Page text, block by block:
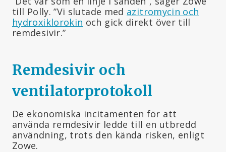
till Polly. ”Vi slutade med azitromycin och
hydroxiklorokin och gick direkt över till
remdesivir.”
Remdesivir och
ventilatorprotokoll
De ekonomiska incitamenten för att
använda remdesivir ledde till en utbredd
användning, trots den kända risken, enligt
Zowe.